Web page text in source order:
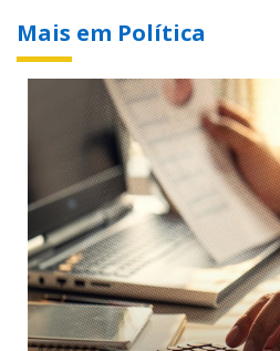
Mais em Política